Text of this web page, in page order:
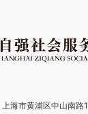
上海市黄浦区中山南路